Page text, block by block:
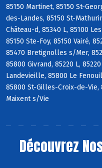
85150 Martinet, 85150 St-
des-Landes, 85150 St-
Château-d, 85340 L, 85100
85150 Ste-Foy, 85150 Vairé,
85470 Bretignolles s/Mer,
85800 Givrand, 85220 L,
Landevieille, 85800 Le
85800 St-Gilles-Croix-de-Vie,
Maixent s/Vie
Découvrez